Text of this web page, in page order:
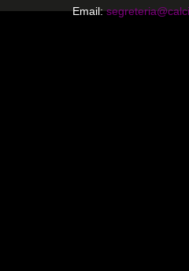
Email: